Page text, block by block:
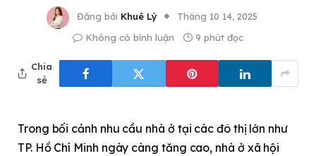
Đăng bởi Khuê Lý
Tháng 10 14, 2025
Không có bình luận
9 phút đọc
Chia
sẻ
Trong bối cảnh nhu cầu nhà ở tại các đô thị lớn như
TP. Hồ Chí Minh ngày càng tăng cao, nhà ở xã hội